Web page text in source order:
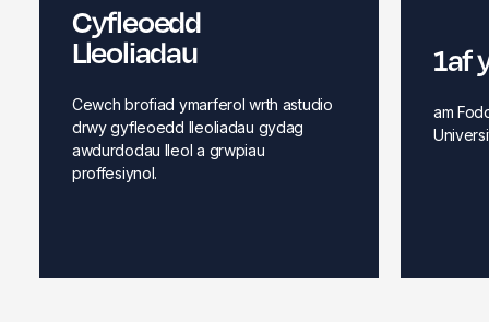
Cyfleoedd
Lleoliadau
Cewch brofiad ymarferol wrth astudio
drwy gyfleoedd lleoliadau gydag
awdurdodau lleol a grwpiau
proffesiynol.
1af
am